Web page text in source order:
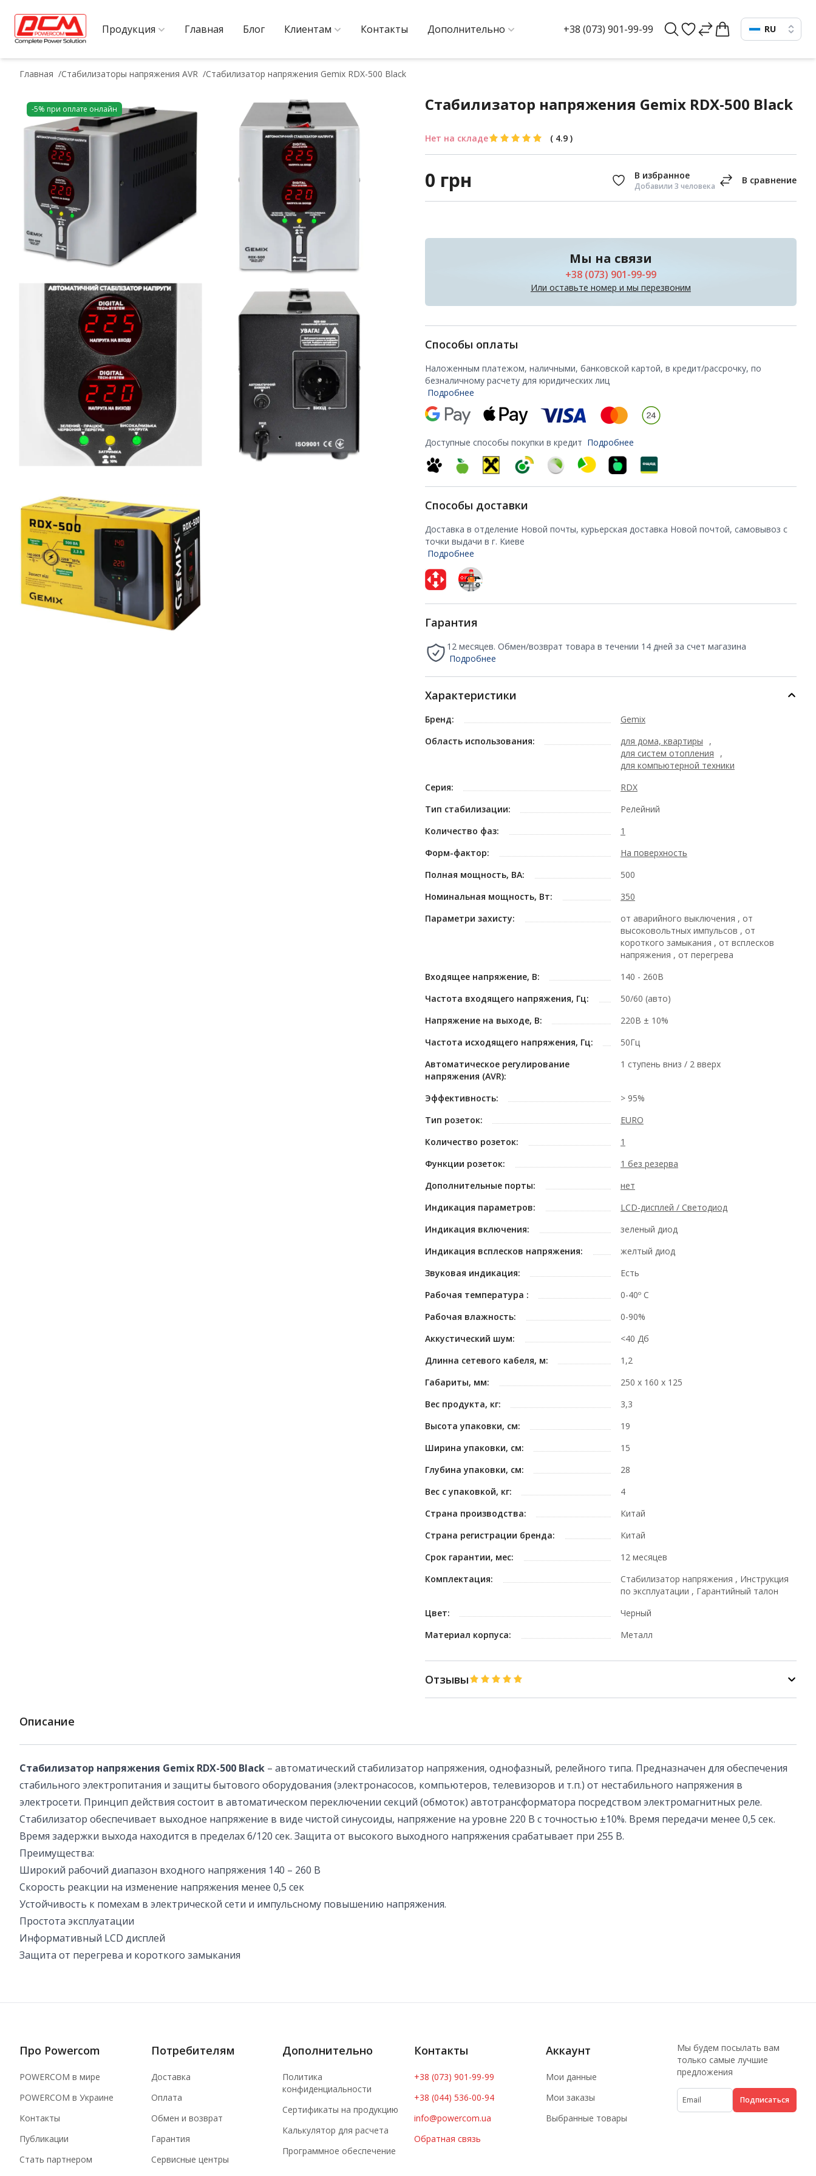
Продукция Главная Блог Клиентам Контакты Дополнительно +38 (073) 901-99-99 RU
Главная Стабилизаторы напряжения AVR Стабилизатор напряжения Gemix RDX-500 Black
-5% при оплате онлайн Стабилизатор напряжения Gemix RDX-500 Black
Нет на складе ( 4.9 )
0 грн Добавили 3 человека
Мы на связи
+38 (073) 901-99-99
Или оставьте номер и мы перезвоним
Способы оплаты
Наложенным платежом, наличными, банковской картой, в кредит/рассрочку, по
безналичному расчету для юридических лиц
Подробнее
Доступные способы покупки в кредит Подробнее
Способы доставки
Доставка в отделение Новой почты, курьерская доставка Новой почтой, самовывоз с
точки выдачи в г. Киеве
Подробнее
Гарантия
12 месяцев. Обмен/возврат товара в течении 14 дней за счет магазина
Подробнее
Характеристики
Бренд:
Gemix
Область использования:
для дома, квартиры
,
для систем отопления
,
для компьютерной техники
Серия:
RDX
Тип стабилизации:
Релейний
Количество фаз:
1
Форм-фактор:
На поверхность
Полная мощность, ВА:
500
Номинальная мощность, Вт:
350
Параметри захисту:
от аварийного выключения , от
высоковольтных импульсов , от
короткого замыкания , от всплесков
напряжения , от перегрева
Входящее напряжение, В:
140 - 260В
Частота входящего напряжения, Гц:
50/60 (авто)
Напряжение на выходе, В:
220В ± 10%
Частота исходящего напряжения, Гц:
50Гц
Автоматическое регулирование
напряжения (AVR):
1 ступень вниз / 2 вверх
Эффективность:
> 95%
Тип розеток:
EURO
Количество розеток:
1
Функции розеток:
1 без резерва
Дополнительные порты:
нет
Индикация параметров:
LCD-дисплей / Светодиод
Индикация включения:
зеленый диод
Индикация всплесков напряжения:
желтый диод
Звуковая индикация:
Есть
Рабочая температура :
0-40º C
Рабочая влажность:
0-90%
Аккустический шум:
<40 Дб
Длинна сетевого кабеля, м:
1,2
Габариты, мм:
250 x 160 x 125
Вес продукта, кг:
3,3
Высота упаковки, см:
19
Ширина упаковки, см:
15
Глубина упаковки, см:
28
Вес с упаковкой, кг:
4
Страна производства:
Китай
Страна регистрации бренда:
Китай
Срок гарантии, мес:
12 месяцев
Комплектация:
Стабилизатор напряжения , Инструкция
по эксплуатации , Гарантийный талон
Цвет:
Черный
Материал корпуса:
Металл
Отзывы
Описание
Стабилизатор напряжения Gemix RDX-500 Black – автоматический стабилизатор напряжения, однофазный, релейного типа. Предназначен для обеспечения
стабильного электропитания и защиты бытового оборудования (электронасосов, компьютеров, телевизоров и т.п.) от нестабильного напряжения в
электросети. Принцип действия состоит в автоматическом переключении секций (обмоток) автотрансформатора посредством электромагнитных реле.
Стабилизатор обеспечивает выходное напряжение в виде чистой синусоиды, напряжение на уровне 220 В с точностью ±10%. Время передачи менее 0,5 сек.
Время задержки выхода находится в пределах 6/120 сек. Защита от высокого выходного напряжения срабатывает при 255 В.
Преимущества:
Широкий рабочий диапазон входного напряжения 140 – 260 В
Скорость реакции на изменение напряжения менее 0,5 сек
Устойчивость к помехам в электрической сети и импульсному повышению напряжения.
Простота эксплуатации
Информативный LCD дисплей
Защита от перегрева и короткого замыкания
Про Powercom
POWERCOM в мире
POWERCOM в Украине
Контакты
Публикации
Стать партнером
Потребителям
Доставка
Оплата
Обмен и возврат
Гарантия
Сервисные центры
Дополнительно
Политика
конфиденциальности
Сертификаты на продукцию
Калькулятор для расчета
Программное обеспечение
Контакты
+38 (073) 901-99-99
+38 (044) 536-00-94
info@powercom.ua
Обратная связь
Аккаунт
Мои данные
Мои заказы
Выбранные товары
Мы будем посылать вам
только самые лучшие
предложения
Подписаться